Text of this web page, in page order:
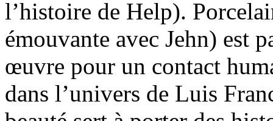
l’histoire de Help).
émouvante avec Jehn) est
œuvre pour un contact
dans l’univers de Luis